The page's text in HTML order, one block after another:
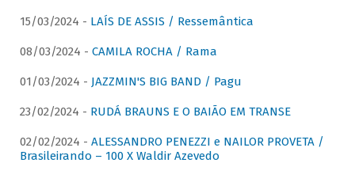
15/03/2024 - LAÍS DE ASSIS / Ressemântica
08/03/2024 - CAMILA ROCHA / Rama
01/03/2024 - JAZZMIN'S BIG BAND / Pagu
23/02/2024 - RUDÁ BRAUNS E O BAIÃO EM TRANSE
02/02/2024 - ALESSANDRO PENEZZI e NAILOR PROVETA /
Brasileirando – 100 X Waldir Azevedo